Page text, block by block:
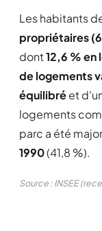
Les habitants
propriétaires
dont12,6 % en
de logements
équilibréet
logements
parc a été
1990(41,8 %).
Source : INSEE